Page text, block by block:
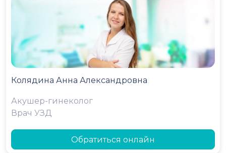
Колядина Анна Александровна
Акушер-гинеколог
Врач УЗД
Обратиться онлайн